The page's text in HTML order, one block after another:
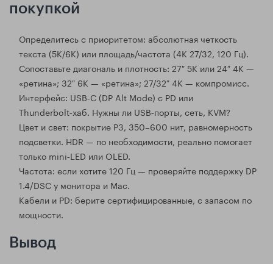
покупкой
Определитесь с приоритетом: абсолютная четкость
текста (5K/6K) или площадь/частота (4K 27/32, 120 Гц).
Сопоставьте диагональ и плотность: 27″ 5K или 24″ 4K —
«ретина»; 32″ 6K — «ретина»; 27/32″ 4K — компромисс.
Интерфейс: USB‑C (DP Alt Mode) с PD или
Thunderbolt‑хаб. Нужны ли USB‑порты, сеть, KVM?
Цвет и свет: покрытие P3, 350–600 нит, равномерность
подсветки. HDR — по необходимости, реально помогает
только mini‑LED или OLED.
Частота: если хотите 120 Гц — проверяйте поддержку DP
1.4/DSC у монитора и Mac.
Кабели и PD: берите сертифицированные, с запасом по
мощности.
Вывод